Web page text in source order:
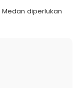
Medan diperlukan